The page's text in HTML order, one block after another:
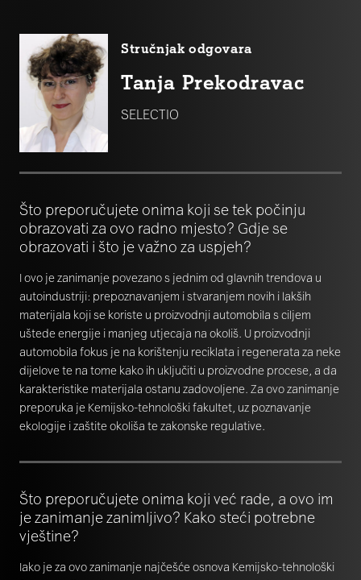
Stručnjak odgovara
Tanja Prekodravac
SELECTIO
Što preporučujete onima koji se tek počinju
obrazovati za ovo radno mjesto? Gdje se
obrazovati i što je važno za uspjeh?
I ovo je zanimanje povezano s jednim od glavnih trendova u
autoindustriji: prepoznavanjem i stvaranjem novih i lakših
materijala koji se koriste u proizvodnji automobila s ciljem
uštede energije i manjeg utjecaja na okoliš. U proizvodnji
automobila fokus je na korištenju reciklata i regenerata za neke
dijelove te na tome kako ih uključiti u proizvodne procese, a da
karakteristike materijala ostanu zadovoljene. Za ovo zanimanje
preporuka je Kemijsko-tehnološki fakultet, uz poznavanje
ekologije i zaštite okoliša te zakonske regulative.
Što preporučujete onima koji već rade, a ovo im
je zanimanje zanimljivo? Kako steći potrebne
vještine?
Iako je za ovo zanimanje najčešće osnova Kemijsko-tehnološki